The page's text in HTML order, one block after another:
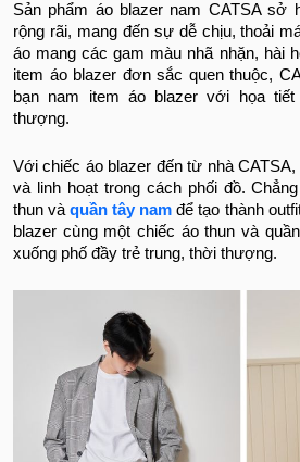
Sản phẩm áo blazer nam CATSA sở
rộng rãi, mang đến sự dễ chịu, thoải
áo mang các gam màu nhã nhặn, hài
item áo blazer đơn sắc quen thuộc,
bạn nam item áo blazer với họa
thượng.
Với chiếc áo blazer đến từ nhà
và linh hoạt trong cách phối đồ.
thun vàquần tây nam để tạo thành
blazer cùng một chiếc áo thun và
xuống phố đầy trẻ trung, thời thượng.